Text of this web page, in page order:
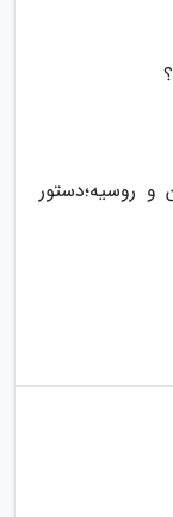
روسیه؛دستور